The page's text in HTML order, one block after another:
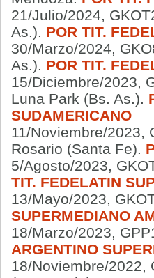
21/Julio/2024,
As.). POR TIT.
30/Marzo/2024,
As.). POR TIT.
15/Diciembre/2023,
Luna Park (Bs. As.).
SUDAMERICANO
11/Noviembre/2023,
Rosario (Santa Fe).
5/Agosto/2023,
TIT. FEDELATIN
13/Mayo/2023,
SUPERMEDIANO
18/Marzo/2023,
ARGENTINO
18/Noviembre/2022,